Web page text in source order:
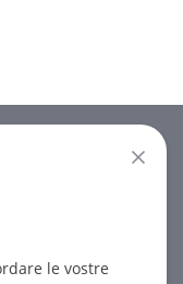
le vostre